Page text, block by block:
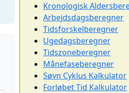
Kronologisk
Arbejdsdagsberegner
Tidsforskelberegner
Ugedagsberegner
Tidszoneberegner
Månefaseberegner
Søvn Cyklus Kalkulator
Forløbet Tid Kalkulator